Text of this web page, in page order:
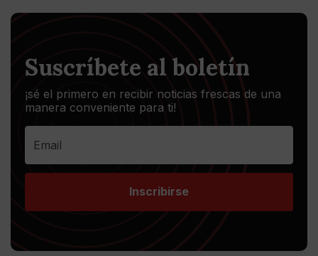
Suscríbete al boletín
¡sé el primero en recibir noticias frescas de una
manera conveniente para ti!
Inscribirse